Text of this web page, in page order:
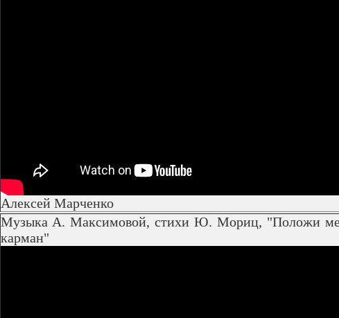
Алексей Марченко
Музыка А. Максимовой, стихи Ю. Мориц, "Положи
карман"